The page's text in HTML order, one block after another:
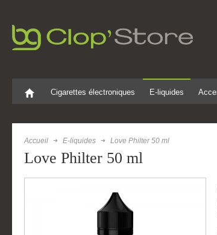
Cigarettes électroniques E-liquides
Accueil E-liquides Love Philter 50 ml
Love Philter 50 ml